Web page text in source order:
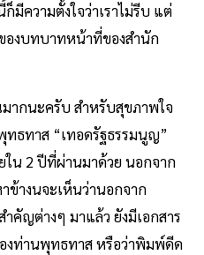
มีความตั้งใจว่าเราไม่รีบ แต่
ของบทบาทหน้าที่ของสำนัก
ากนะครับ สำหรับสุขภาพใจ
ธทาส “เทอดรัฐธรรมนูญ”
ใน 2 ปีที่ผ่านมาด้วย นอกจาก
ข้างนจะเห็นว่านอกจาก
คัญต่างๆ มาแล้ว ยังมีเอกสาร
งท่านพุทธทาส หรือว่าพิมพ์ดีด